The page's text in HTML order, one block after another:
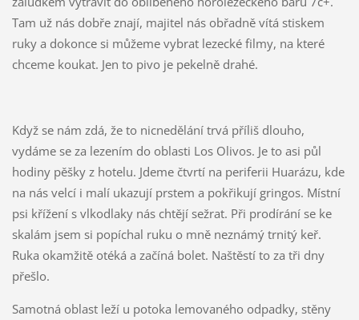
Tam už nás dobře znají, majitel nás obřadně vítá stiskem
ruky a dokonce si můžeme vybrat lezecké filmy, na které
chceme koukat. Jen to pivo je pekelně drahé.
Když se nám zdá, že to nicnedělání trvá příliš dlouho,
vydáme se za lezením do oblasti Los Olivos. Je to asi půl
hodiny pěšky z hotelu. Jdeme čtvrtí na periferii Huarázu, kde
na nás velcí i malí ukazují prstem a pokřikují gringos. Místní
psi křížení s vlkodlaky nás chtějí sežrat. Při prodírání se ke
skalám jsem si popíchal ruku o mně neznámý trnitý keř.
Ruka okamžitě otéká a začíná bolet. Naštěstí to za tři dny
přešlo.
Samotná oblast leží u potoka lemovaného odpadky, stěny